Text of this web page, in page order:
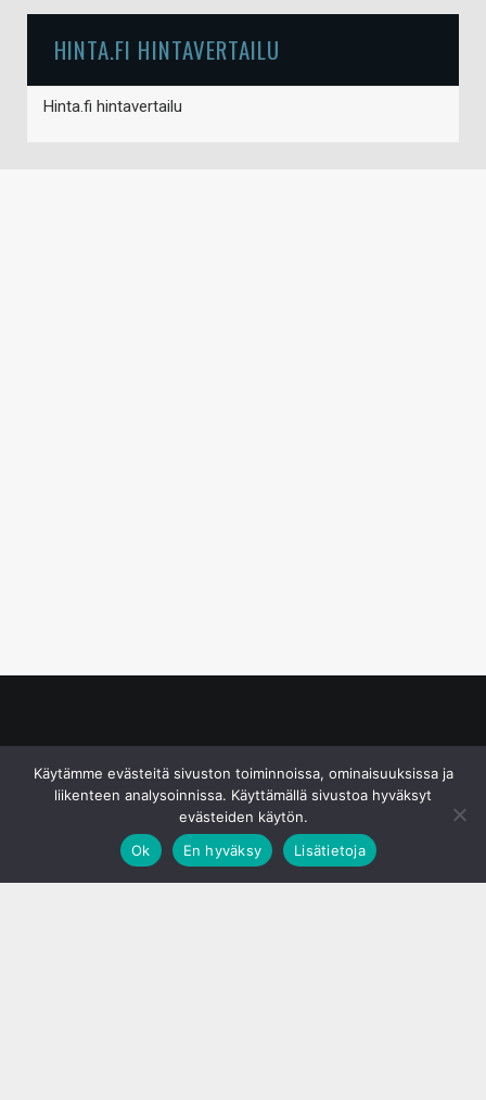
HINTA.FI HINTAVERTAILU
Hinta.fi hintavertailu
Käytämme evästeitä sivuston toiminnoissa, ominaisuuksissa ja
liikenteen analysoinnissa. Käyttämällä sivustoa hyväksyt
evästeiden käytön.
Ok
En hyväksy Lisätietoja